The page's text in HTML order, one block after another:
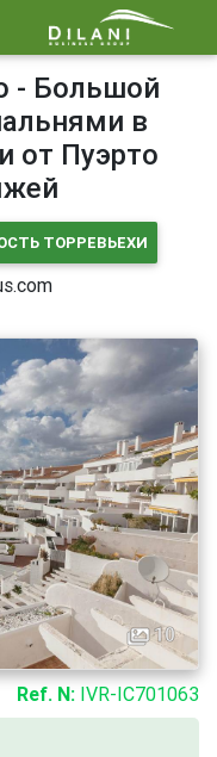
- Большой
в
от Пуэрто
ТОРРЕВЬЕХИ
10
Ref. N: IVR-IC701063